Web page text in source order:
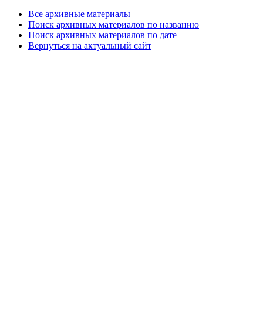
Все архивные материалы
Поиск архивных материалов по названию
Поиск архивных материалов по дате
Вернуться на актуальный сайт